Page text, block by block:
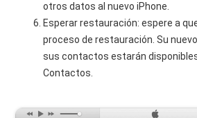
otros datos al nuevo iPhone.
Esperar restauración: espere a
proceso de restauración. Su
sus contactos estarán
Contactos.